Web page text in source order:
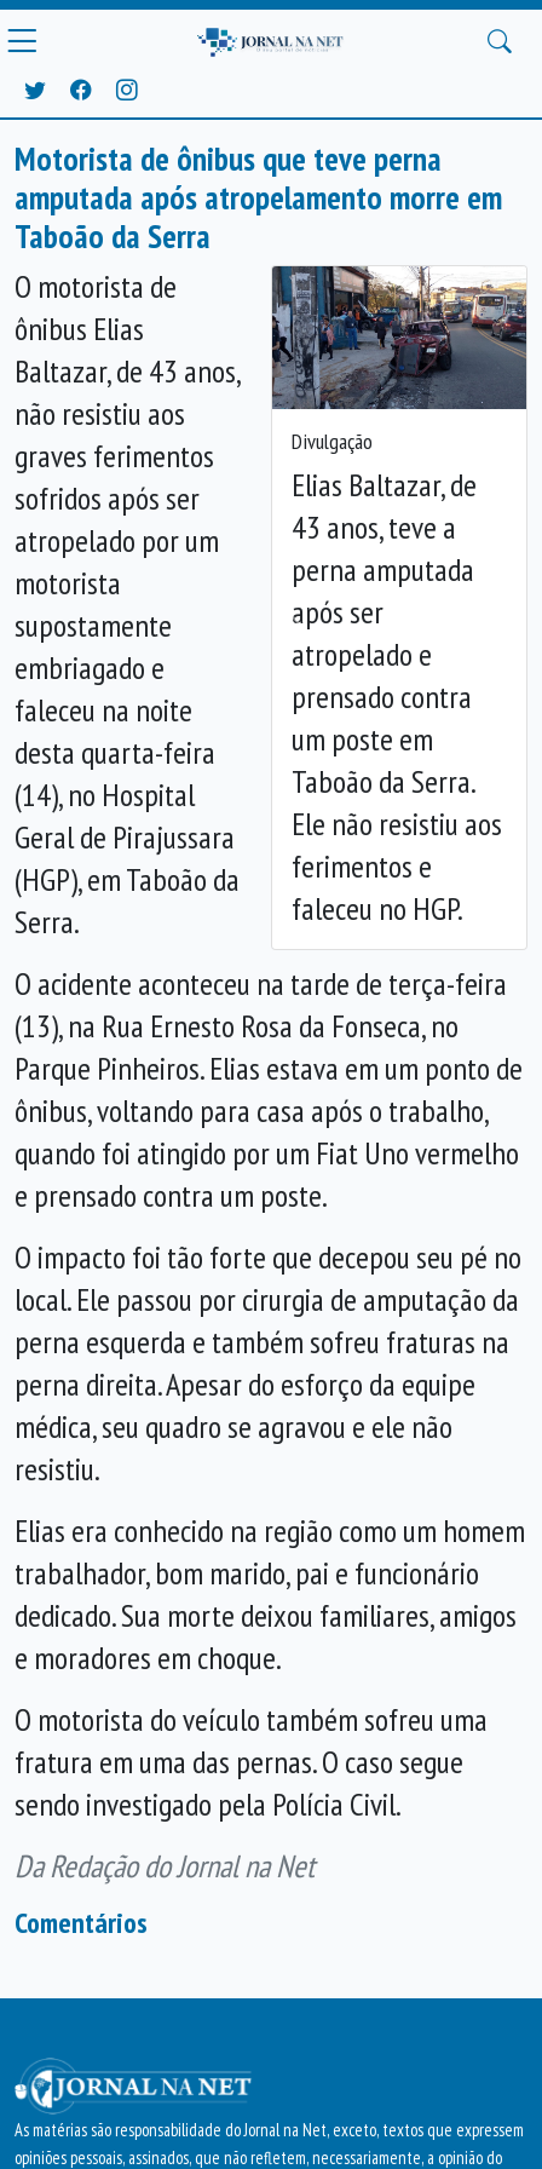
Motorista de ônibus que teve perna
amputada após atropelamento morre em
Taboão da Serra
Divulgação
Elias Baltazar, de
43 anos, teve a
perna amputada
após ser
atropelado e
prensado contra
um poste em
Taboão da Serra.
Ele não resistiu aos
ferimentos e
faleceu no HGP.
Anterior
O motorista de
ônibus Elias
Baltazar, de 43 anos,
não resistiu aos
graves ferimentos
sofridos após ser
atropelado por um
motorista
supostamente
embriagado e
faleceu na noite
desta quarta-feira
(14), no Hospital
Geral de Pirajussara
(HGP), em Taboão da
Serra.
O acidente aconteceu na tarde de terça-feira
(13), na Rua Ernesto Rosa da Fonseca, no
Parque Pinheiros. Elias estava em um ponto de
ônibus, voltando para casa após o trabalho,
quando foi atingido por um Fiat Uno vermelho
e prensado contra um poste.
O impacto foi tão forte que decepou seu pé no
local. Ele passou por cirurgia de amputação da
perna esquerda e também sofreu fraturas na
perna direita. Apesar do esforço da equipe
médica, seu quadro se agravou e ele não
resistiu.
Elias era conhecido na região como um homem
trabalhador, bom marido, pai e funcionário
dedicado. Sua morte deixou familiares, amigos
e moradores em choque.
O motorista do veículo também sofreu uma
fratura em uma das pernas. O caso segue
sendo investigado pela Polícia Civil.
Da Redação do Jornal na Net
Comentários
As matérias são responsabilidade do Jornal na Net, exceto, textos que expressem
opiniões pessoais, assinados, que não refletem, necessariamente, a opinião do